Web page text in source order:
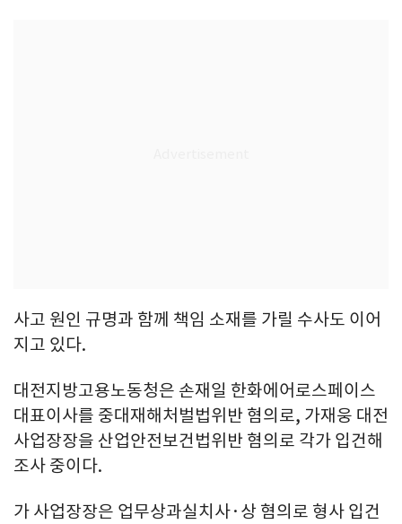
사고 원인 규명과 함께 책임 소재를 가릴 수사도 이어
지고 있다.
대전지방고용노동청은 손재일 한화에어로스페이스
대표이사를 중대재해처벌법위반 혐의로, 가재웅 대전
사업장장을 산업안전보건법위반 혐의로 각가 입건해
조사 중이다.
가 사업장장은 업무상과실치사·상 혐의로 형사 입건